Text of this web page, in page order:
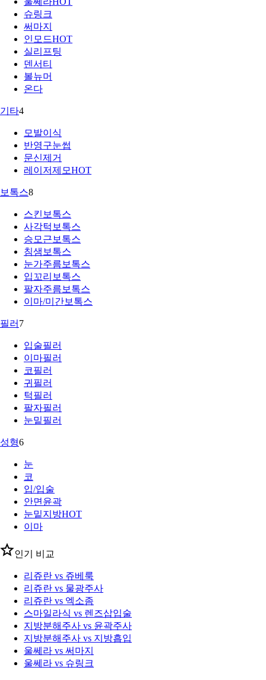
슈링크
써마지
인모드HOT
실리프팅
덴서티
볼뉴머
온다
기타4
모발이식
반영구눈썹
문신제거
레이저제모HOT
보톡스8
스킨보톡스
사각턱보톡스
승모근보톡스
침샘보톡스
눈가주름보톡스
입꼬리보톡스
팔자주름보톡스
이마/미간보톡스
필러 7
입술필러
이마필러
코필러
귀필러
턱필러
팔자필러
눈밑필러
성형6
눈
코
입/입술
안면윤곽
눈밑지방HOT
이마
인기 비교
리쥬란 vs 쥬베룩
리쥬란 vs 물광주사
리쥬란 vs 엑소좀
스마일라식 vs 렌즈삽입술
지방분해주사 vs 윤곽주사
지방분해주사 vs 지방흡입
울쎄라 vs 써마지
울쎄라 vs 슈링크